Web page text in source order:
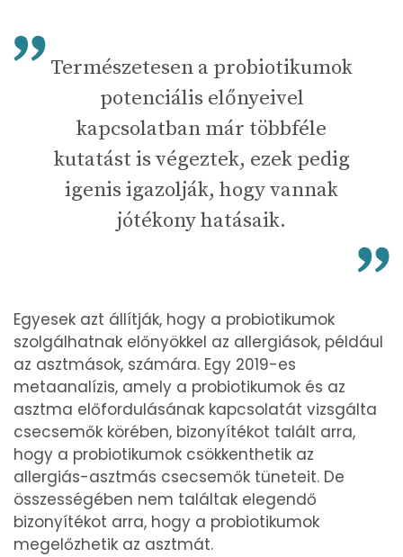
Természetesen a probiotikumok
potenciális előnyeivel
kapcsolatban már többféle
kutatást is végeztek, ezek pedig
igenis igazolják, hogy vannak
jótékony hatásaik.
Egyesek azt állítják, hogy a probiotikumok
szolgálhatnak előnyökkel az allergiások, például
az asztmások, számára. Egy 2019-es
metaanalízis, amely a probiotikumok és az
asztma előfordulásának kapcsolatát vizsgálta
csecsemők körében, bizonyítékot talált arra,
hogy a probiotikumok csökkenthetik az
allergiás-asztmás csecsemők tüneteit. De
összességében nem találtak elegendő
bizonyítékot arra, hogy a probiotikumok
megelőzhetik az asztmát.